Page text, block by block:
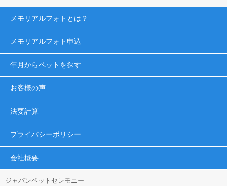
メモリアルフォトとは？
メモリアルフォト申込
年月からペットを探す
お客様の声
法要計算
プライバシーポリシー
会社概要
ジャパンペットセレモニー